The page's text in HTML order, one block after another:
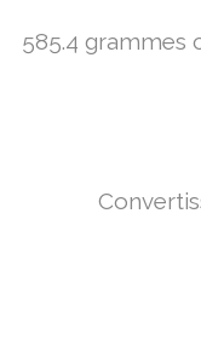
585.4 grammes